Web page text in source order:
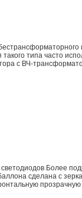
типа часто
с ВЧ-
светодиодов Более
сделана с
прозрачную